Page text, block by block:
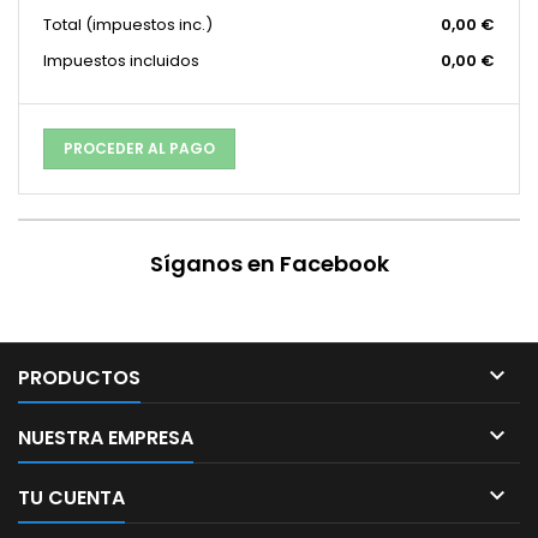
Total (impuestos inc.)
0,00 €
Impuestos incluidos
0,00 €
PROCEDER AL PAGO
Síganos en Facebook
PRODUCTOS 
NUESTRA EMPRESA 
TU CUENTA 